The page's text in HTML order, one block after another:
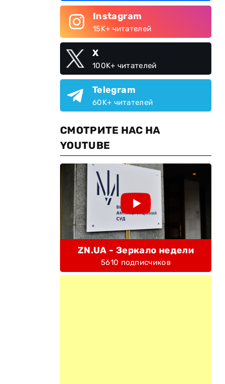
Instagram
15K+ читателей
X
100K+ читателей
Telegram
60K+ читателей
СМОТРИТЕ НАС НА
YOUTUBE
ZN.UA - Зеркало недели
5610 подписчиков